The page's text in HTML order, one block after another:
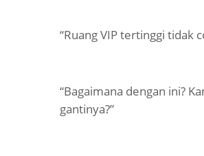
“Ruang VIP tertinggi tidak
“Bagaimana dengan ini?
gantinya?”